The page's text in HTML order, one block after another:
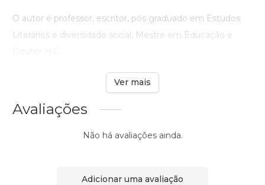
O autor é professor, escritor, pós graduado em Estudos
Literários e diversidade social, Mestre em Educação e
Ver mais
Avaliações
Não há avaliações ainda.
Adicionar uma avaliação